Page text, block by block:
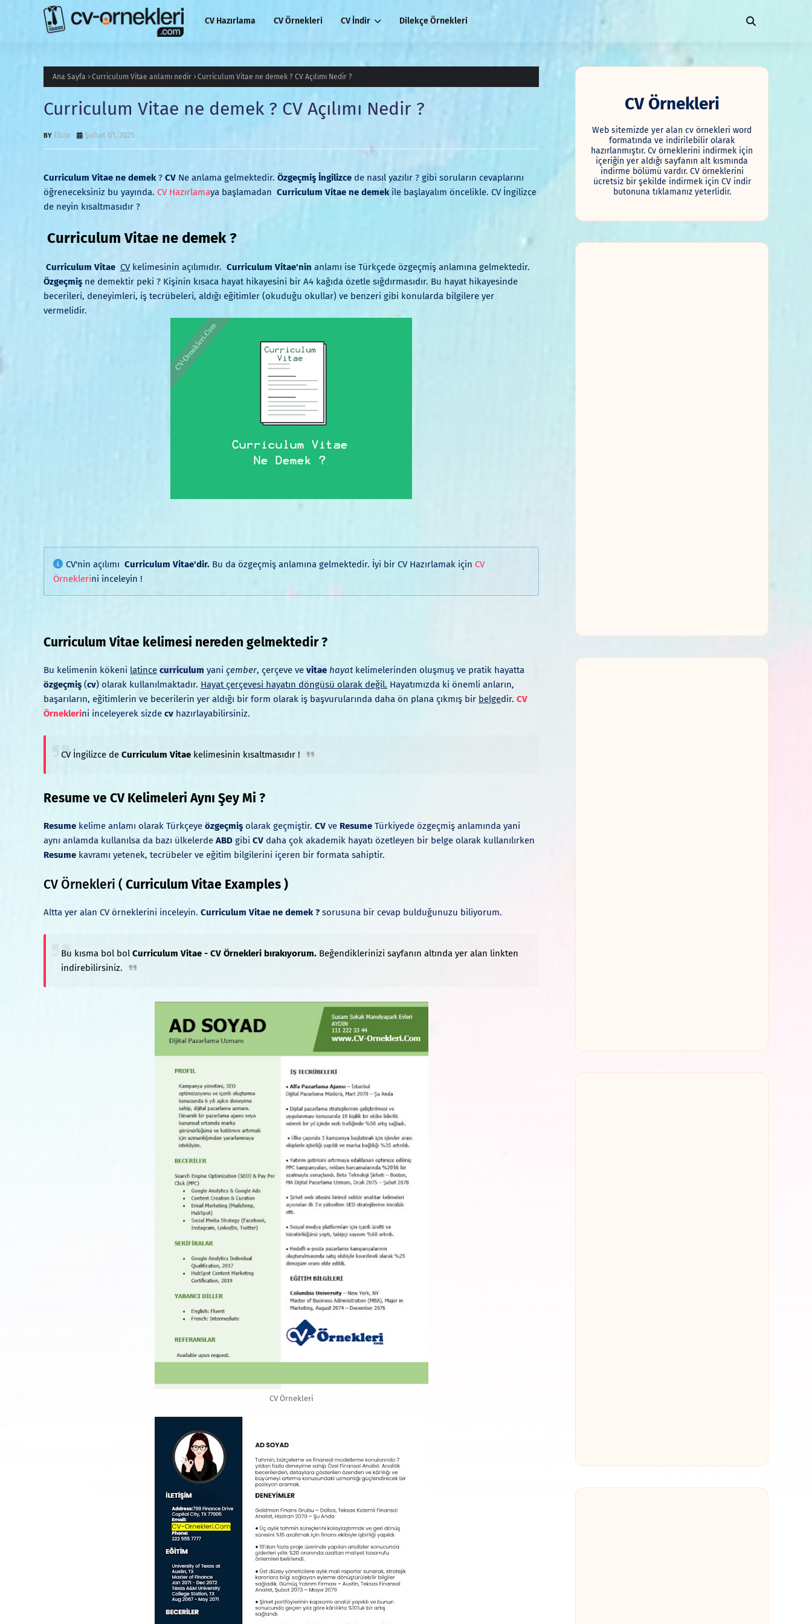
CV Hazırlama CV Örnekleri CV İndir Dilekçe Örnekleri
Ana Sayfa Curriculum Vitae anlamı nedir Curriculum Vitae ne demek ? CV Açılımı Nedir ?
Curriculum Vitae ne demek ? CV Açılımı Nedir ?
Ebru Şubat 01, 2025
Curriculum Vitae ne demek? CV Ne anlama gelmektedir. Özgeçmiş İngilizce de nasıl yazılır ? gibi soruların cevaplarını
öğreneceksiniz bu yayında. CV Hazırlamaya başlamadan Curriculum Vitae ne demekile başlayalım öncelikle. CV İngilizce
de neyin kısaltmasıdır ?
Curriculum Vitae ne demek ?
Curriculum Vitae CV kelimesinin açılımıdır. Curriculum Vitae'nin anlamı ise Türkçede özgeçmiş anlamına gelmektedir.
Özgeçmiş ne demektir peki ? Kişinin kısaca hayat hikayesini bir A4 kağıda özetle sığdırmasıdır. Bu hayat hikayesinde
becerileri, deneyimleri, iş tecrübeleri, aldığı eğitimler (okuduğu okullar) ve benzeri gibi konularda bilgilere yer
vermelidir.
CV'nin açılımı Curriculum Vitae'dir. Bu da özgeçmiş anlamına gelmektedir. İyi bir CV Hazırlamak için CV
Örneklerini inceleyin !
Curriculum Vitae kelimesi nereden gelmektedir ?
Bu kelimenin kökeni latince curriculum yani çember, çerçeve ve vitae hayatkelimelerinden oluşmuş ve pratik hayatta
özgeçmiş (cv) olarak kullanılmaktadır. Hayat çerçevesi hayatın döngüsü olarak değil. Hayatımızda ki önemli anların,
başarıların, eğitimlerin ve becerilerin yer aldığı bir form olarak iş başvurularında daha ön plana çıkmış bir belgedir. CV
Örneklerini inceleyerek sizde cv hazırlayabilirsiniz.
CV İngilizce de Curriculum Vitae kelimesinin kısaltmasıdır !
Resume ve CV Kelimeleri Aynı Şey Mi ?
Resume kelime anlamı olarak Türkçeye özgeçmiş olarak geçmiştir. CV ve Resume Türkiyede özgeçmiş anlamında yani
aynı anlamda kullanılsa da bazı ülkelerde ABD gibi CV daha çok akademik hayatı özetleyen bir belge olarak kullanılırken
Resume kavramı yetenek, tecrübeler ve eğitim bilgilerini içeren bir formata sahiptir.
CV Örnekleri (Curriculum Vitae Examples )
Altta yer alan CV örneklerini inceleyin. Curriculum Vitae ne demek ? sorusuna bir cevap bulduğunuzu biliyorum.
Bu kısma bol bol Curriculum Vitae - CV Örnekleri bırakıyorum. Beğendiklerinizi sayfanın altında yer alan linkten
indirebilirsiniz.
CV Örnekleri
CV Örnekleri
Web sitemizde yer alan cv örnekleri word
formatında ve indirilebilir olarak
hazırlanmıştır. Cv örneklerini indirmek için
içeriğin yer aldığı sayfanın alt kısmında
indirme bölümü vardır. CV örneklerini
ücretsiz bir şekilde indirmek için CV indir
butonuna tıklamanız yeterlidir.